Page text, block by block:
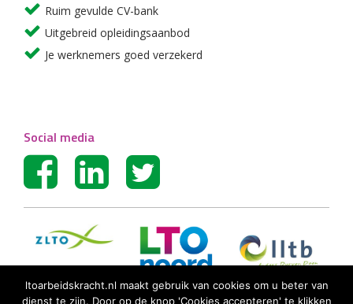
Ruim gevulde CV-bank
Uitgebreid opleidingsaanbod
Je werknemers goed verzekerd
Social media
ltoarbeidskracht.nl maakt gebruik van cookies om u beter van
dienst te zijn. Door op de knop 'Cookies accepteren' te klikken